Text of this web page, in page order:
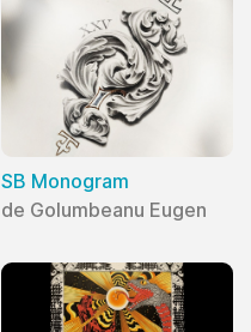
SB Monogram
de Golumbeanu Eugen